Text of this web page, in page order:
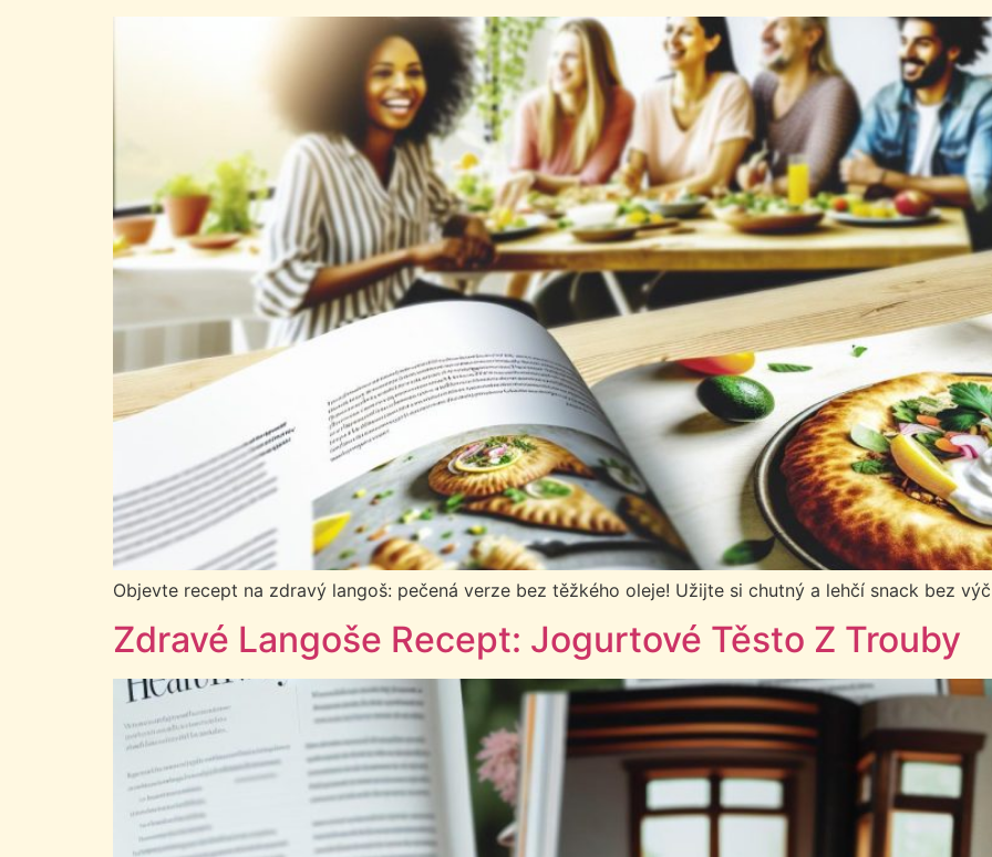
Objevte recept na zdravý langoš: pečená verze bez těžkého oleje! Užijte si chutný a lehčí snack bez
Zdravé Langoše Recept: Jogurtové Těsto Z Trouby